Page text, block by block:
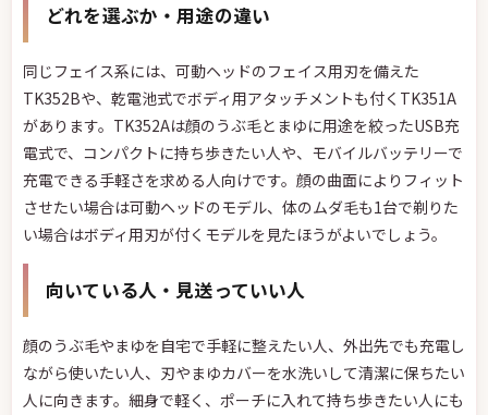
どれを選ぶか・用途の違い
同じフェイス系には、可動ヘッドのフェイス用刃を備えた
TK352Bや、乾電池式でボディ用アタッチメントも付くTK351A
があります。TK352Aは顔のうぶ毛とまゆに用途を絞ったUSB充
電式で、コンパクトに持ち歩きたい人や、モバイルバッテリーで
充電できる手軽さを求める人向けです。顔の曲面によりフィット
させたい場合は可動ヘッドのモデル、体のムダ毛も1台で剃りた
い場合はボディ用刃が付くモデルを見たほうがよいでしょう。
向いている人・見送っていい人
顔のうぶ毛やまゆを自宅で手軽に整えたい人、外出先でも充電し
ながら使いたい人、刃やまゆカバーを水洗いして清潔に保ちたい
人に向きます。細身で軽く、ポーチに入れて持ち歩きたい人にも